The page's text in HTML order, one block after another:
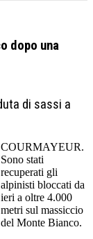
dopo una
di sassi a
COURMAYEUR.
Sono stati
recuperati gli
alpinisti bloccati da
ieri a oltre 4.000
metri sul massiccio
del Monte Bianco.